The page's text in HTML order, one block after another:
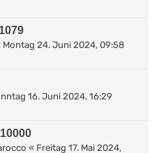
Montag 24. Juni 2024, 09:58
16. Juni 2024, 16:29
« Freitag 17. Mai 2024,